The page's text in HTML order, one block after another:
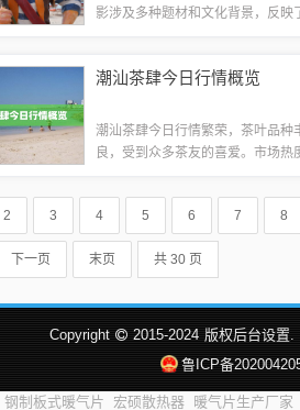
影涉及多种题材和文化背景，反映
观和文化观念产生了冲击。需要注
潮汕茶肆今日行情概览
潮汕茶肆今日行情繁荣，茶叶品种
良，受到众多茶友的喜爱。市场热
和茶文化交流，吸引了众多茶文化
交流。潮汕茶肆的行情十分看好。
2 3 4 5 6 7 8
下一页 末页 共 30 页
Copyright 2015-2024 版权后台设置.
鲁ICP备
钢制板式暖气片 宏硕散热器 暖气片生产厂家